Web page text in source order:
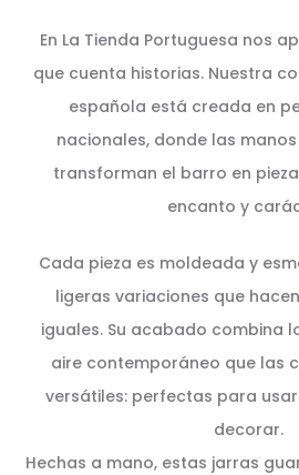
En La Tienda Portuguesa nos
que cuenta historias. Nuestra
española está creada en
nacionales, donde las
transforman el barro en
encanto y
Cada pieza es moldeada y
ligeras variaciones que
iguales. Su acabado combina
aire contemporáneo que las
versátiles: perfectas para
decorar.
Hechas a mano, estas jarras